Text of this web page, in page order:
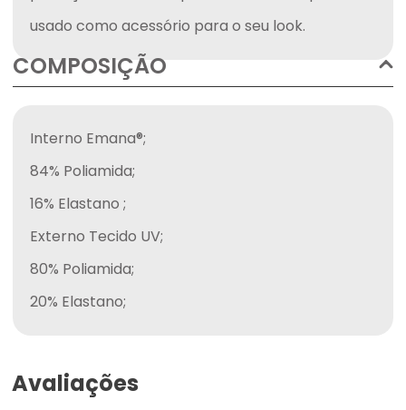
usado como acessório para o seu look.
COMPOSIÇÃO
Interno Emana®;
84% Poliamida;
16% Elastano ;
Externo Tecido UV;
80% Poliamida;
20% Elastano;
Avaliações